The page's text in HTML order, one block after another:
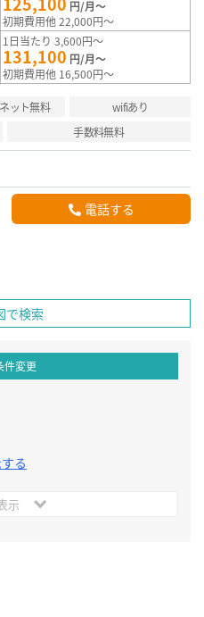
円/月～
初期費用他 22,000円～
1日当たり 3,600円～
131,100 円/月～
初期費用他 16,500円～
ット無料
wifiあり
手数料無料
電話する
で検索
件変更
る
示